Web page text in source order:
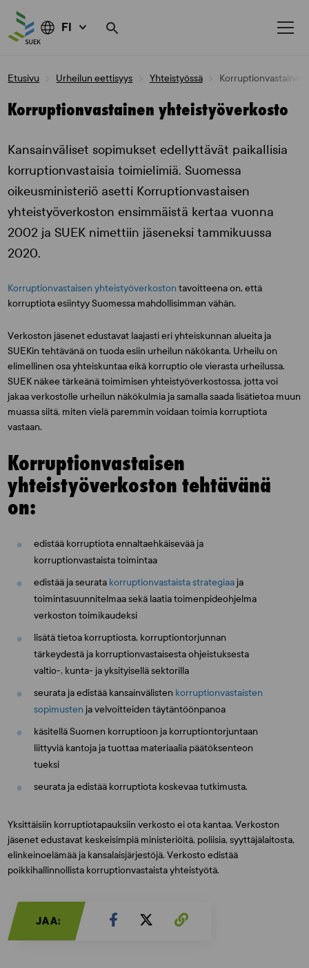
FI
Etusivu Urheilun eettisyys Yhteistyössä
Korruptionvastainen yhteistyöverkosto
Kansainväliset sopimukset edellyttävät paikallisia
korruptionvastaisia toimielimiä. Suomessa
oikeusministeriö asetti Korruptionvastaisen
yhteistyöverkoston ensimmäistä kertaa vuonna
2002 ja SUEK nimettiin jäseneksi tammikuussa
2020.
Korruptionvastaisen yhteistyöverkoston tavoitteena on, että
korruptiota esiintyy Suomessa mahdollisimman vähän.
Verkoston jäsenet edustavat laajasti eri yhteiskunnan alueita ja
SUEKin tehtävänä on tuoda esiin urheilun näkökanta. Urheilu on
elimellinen osa yhteiskuntaa eikä korruptio ole vierasta urheilussa.
SUEK näkee tärkeänä toimimisen yhteistyöverkostossa, jotta voi
jakaa verkostolle urheilun näkökulmia ja samalla saada lisätietoa muun
muassa siitä, miten vielä paremmin voidaan toimia korruptiota
vastaan.
Korruptionvastaisen
yhteistyöverkoston tehtävänä
on:
edistää korruptiota ennaltaehkäisevää ja
korruptionvastaista toimintaa
edistää ja seurata korruptionvastaista strategiaa ja
toimintasuunnitelmaa sekä laatia toimenpideohjelma
verkoston toimikaudeksi
lisätä tietoa korruptiosta, korruptiontorjunnan
tärkeydestä ja korruptionvastaisesta ohjeistuksesta
valtio-, kunta- ja yksityisellä sektorilla
seurata ja edistää kansainvälisten korruptionvastaisten
sopimusten ja velvoitteiden täytäntöönpanoa
käsitellä Suomen korruptioon ja korruptiontorjuntaan
liittyviä kantoja ja tuottaa materiaalia päätöksenteon
tueksi
seurata ja edistää korruptiota koskevaa tutkimusta.
Yksittäisiin korruptiotapauksiin verkosto ei ota kantaa. Verkoston
jäsenet edustavat keskeisimpiä ministeriöitä, poliisia, syyttäjälaitosta,
elinkeinoelämää ja kansalaisjärjestöjä. Verkosto edistää
poikkihallinnollista korruptionvastaista yhteistyötä.
JAA: